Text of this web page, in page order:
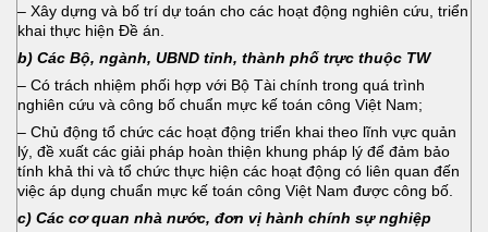
– Xây dựng và bố trí dự toán cho các hoạt động nghiên cứu, triển
khai thực hiện Đề án.
b) Các Bộ, ngành, UBND tỉnh, thành phố trực thuộc TW
– Có trách nhiệm phối hợp với Bộ Tài chính trong quá trình
nghiên cứu và công bố chuẩn mực kế toán công Việt Nam;
– Chủ động tổ chức các hoạt động triển khai theo lĩnh vực quản
lý, đề xuất các giải pháp hoàn thiện khung pháp lý để đảm bảo
tính khả thi và tổ chức thực hiện các hoạt động có liên quan đến
việc áp dụng chuẩn mực kế toán công Việt Nam được công bố.
c) Các cơ quan nhà nước, đơn vị hành chính sự nghiệp